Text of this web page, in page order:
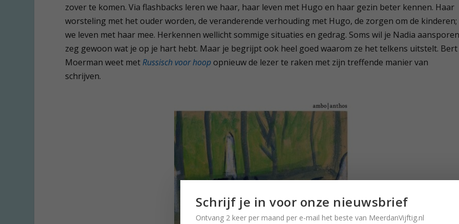
zover te komen. Via flashbacks leren we haar, haar leven met Hugo en haar gezin beter kennen. Haar
worsteling met het ouder worden, de veranderende verhouding met Hugo, de zorgen om de kinderen;
we leven met haar mee. Herkennen wellicht sommige situaties en gedrag. Soms wil je Nadia
zeg gewoon wat je op je hart hebt. Maar je begrijpt ook heel goed waarom ze het telkens uitstelt. Bert
Moerman weet met Russisch voor hoop opnieuw de lezer te raken met zijn treffende manier van
schrijven.
Schrijf je in voor onze nieuwsbrief
Ontvang 2 keer per maand per e-mail het beste van MeerdanVijftig.nl